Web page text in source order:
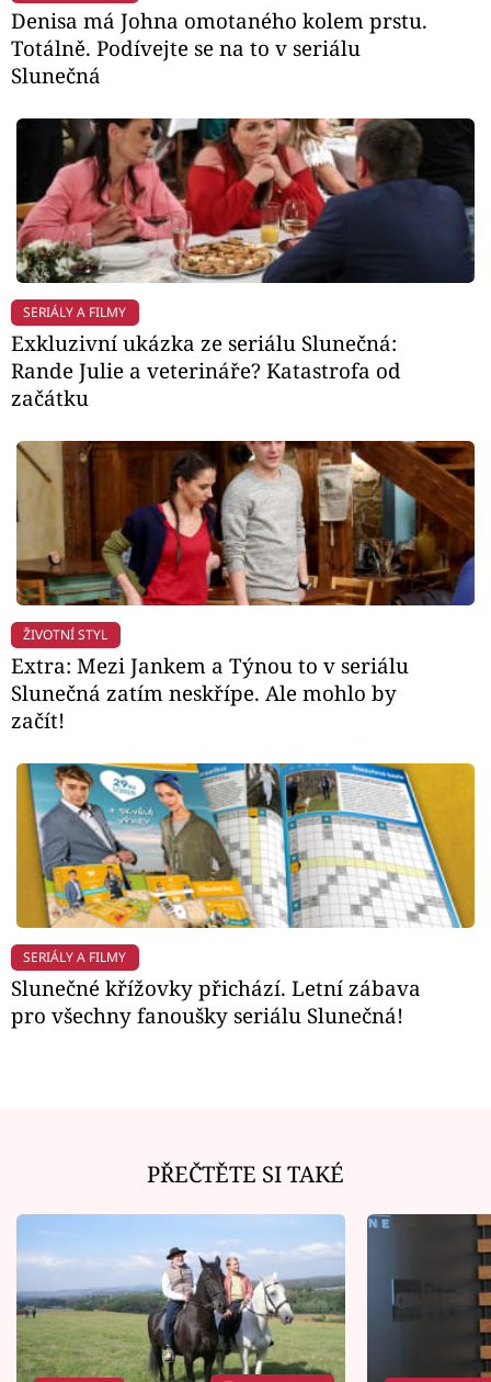
Denisa má Johna omotaného kolem prstu.
Totálně. Podívejte se na to v seriálu
Slunečná
SERIÁLY A FILMY
Exkluzivní ukázka ze seriálu Slunečná:
Rande Julie a veterináře? Katastrofa od
začátku
ŽIVOTNÍ STYL
Extra: Mezi Jankem a Týnou to v seriálu
Slunečná zatím neskřípe. Ale mohlo by
začít!
SERIÁLY A FILMY
Slunečné křížovky přichází. Letní zábava
pro všechny fanoušky seriálu Slunečná!
PŘEČTĚTE SI TAKÉ